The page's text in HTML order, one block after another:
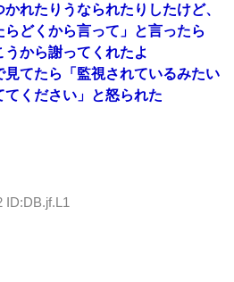
れたりうなられたりしたけど、
どくから言って」と言ったら
うから謝ってくれたよ
見てたら「監視されているみたい
ください」と怒られた
ID:DB.jf.L1